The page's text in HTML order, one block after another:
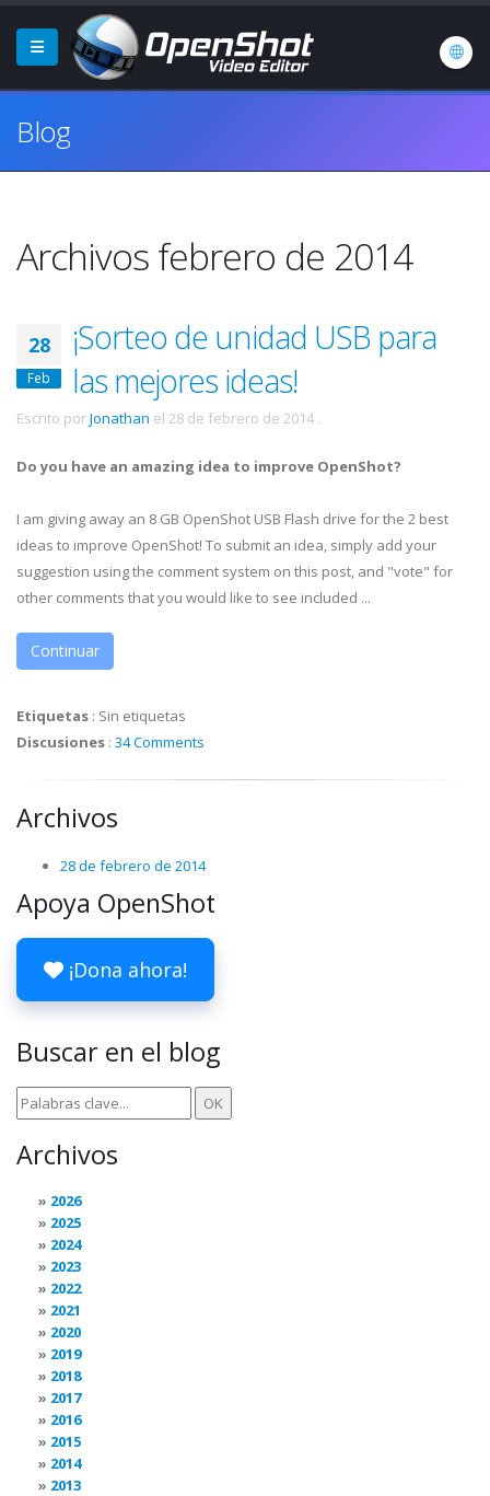
Blog
Archivos febrero de 2014
28
Feb
¡Sorteo de unidad USB para
las mejores ideas!
Escrito porJonathan el 28 de febrero de 2014 .
Do you have an amazing idea to improve OpenShot?
I am giving away an 8 GB OpenShot USB Flash drive for the 2 best
ideas to improve OpenShot! To submit an idea, simply add your
suggestion using the comment system on this post, and "vote" for
other comments that you would like to see included ...
Continuar
Etiquetas : Sin etiquetas
Discusiones : 34 Comments
Archivos
28 de febrero de 2014
Apoya OpenShot
¡Dona ahora!
Buscar en el blog
Archivos
2026
2025
2024
2023
2022
2021
2020
2019
2018
2017
2016
2015
2014
2013